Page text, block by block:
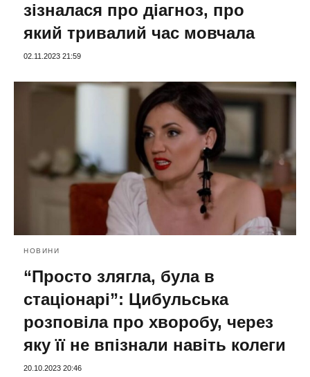
зізналася про діагноз, про
який тривалий час мовчала
02.11.2023 21:59
НОВИНИ
“Просто злягла, була в
стаціонарі”: Цибульська
розповіла про хворобу, через
яку її не впізнали навіть колеги
20.10.2023 20:46